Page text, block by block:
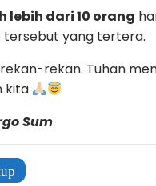
Paroki Kalvari
lebih dari 10 orang
tersebut yang tertera.
rekan. Tuhan
kita
Sum